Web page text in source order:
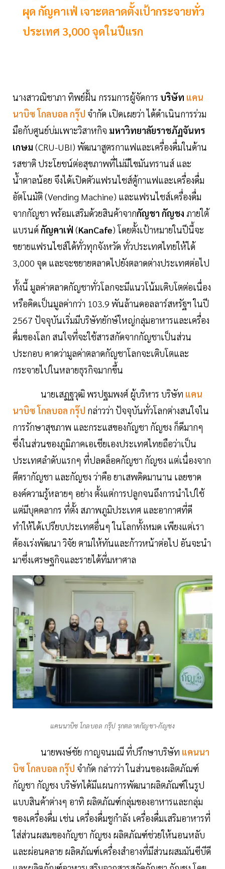
ผุด กัญคาเฟ่ เจาะตลาดตั้งเป้ากระจายทั่ว
ประเทศ 3,000 จุดในปีแรก
นางสาวณิชาภา ทิพย์ฝั้น กรรมการผู้จัดการ บริษัท แคน
นาบิซ โกลบอล กรุ๊ป จำกัด เปิดเผยว่า ได้ดำเนินการร่วม
มือกับศูนย์บ่มเพาะวิสาหกิจ มหาวิทยาลัยราชภัฏจันทร
เกษม (CRU-UBI) พัฒนาสูตรกาแฟและเครื่องดื่มในด้าน
รสชาติ ประโยชน์ต่อสุขภาพที่ไม่มีไขมันทรานส์ และ
น้ำตาลน้อย จึงได้เปิดตัวแฟรนไชส์ตู้กาแฟและเครื่องดื่ม
อัตโนมัติ (Vending Machine) และแฟรนไชส์เครื่องดื่ม
จากกัญชา พร้อมเสริมด้วยสินค้าจากกัญชา กัญชง ภายใต้
แบรนด์ กัญคาเฟ่ (KanCafe) โดยตั้งเป้าหมายในปีนี้จะ
ขยายแฟรนไชส์ได้ทั่วทุกจังหวัด ทั่วประเทศไทยให้ได้
3,000 จุด และจะขยายตลาดไปยังตลาดต่างประเทศต่อไป
ทั้งนี้ มูลค่าตลาดกัญชาทั่วโลกจะมีแนวโน้มเติบโตต่อเนื่อง
หรือคิดเป็นมูลค่ากว่า 103.9 พันล้านดอลลาร์สหรัฐฯ ในปี
2567 ปัจจุบันเริ่มมีบริษัทยักษ์ใหญ่กลุ่มอาหารและเครื่อง
ดื่มของโลก สนใจที่จะใช้สารสกัดจากกัญชาเป็นส่วน
ประกอบ คาดว่ามูลค่าตลาดกัญชาโลกจะเติบโตและ
กระจายไปในหลายธุรกิจมากขึ้น
นายเสฏฐวุฒิ พรปฐมพงศ์ ผู้บริหาร บริษัท แคน
นาบิซ โกลบอล กรุ๊ป กล่าวว่า ปัจจุบันทั่วโลกต่างสนใจใน
การรักษาสุขภาพ และกระแสของกัญชา กัญชง ก็ดีมากๆ
ซึ่งในส่วนของภูมิภาคเอเชียเองประเทศไทยถือว่าเป็น
ประเทศลำดับแรกๆ ที่ปลดล็อคกัญชา กัญชง แต่เนื่องจาก
ตีตรากัญชา และกัญชง ว่าคือ ยาเสพติดมานาน เลยขาด
องค์ความรู้หลายๆ อย่าง ตั้งแต่การปลูกจนถึงการนำไปใช้
แต่มีบุคคลากร ที่ตั้ง สภาพภูมิประเทศ และอากาศที่ดี
ทำให้ได้เปรียบประเทศอื่นๆ ในโลกทั้งหมด เพียงแต่เรา
ต้องเร่งพัฒนา วิจัย ตามให้ทันและก้าวหน้าต่อไป อันจะนำ
มาซึ่งเศรษฐกิจและรายได้ที่มหาศาล
แคนนาบิซ โกลบอล กรุ๊ป รุกตลาดกัญชา-กัญชง
นายพงษ์​ชัย กาญจนมณี ที่ปรึกษาบริษัท แคนนา
บิซ โกลบอล กรุ๊ป จำกัด กล่าวว่า ในส่วนของผลิตภัณฑ์
กัญชา กัญชง บริษัทได้มีแผนการพัฒนาผลิตภัณฑ์ในรูป
แบบสินค้าต่างๆ อาทิ ผลิตภัณฑ์​กลุ่มของอาหารและกลุ่ม
ของเครื่อง​ดื่ม เช่น เครื่องดื่มชูกำลัง เครื่องดื่มเสริมอาหารที่
ใส่ส่วนผสมของกัญชา กัญชง ผลิตภัณฑ์ช่วยให้นอนหลับ
และผ่อนคลาย ผลิตภัณฑ์​เครื่องสำอางที่มีส่วนผสมมันซีบีดี